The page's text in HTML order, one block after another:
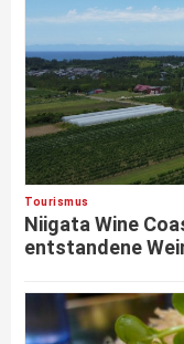
Tourismus
Niigata Wine
entstandene